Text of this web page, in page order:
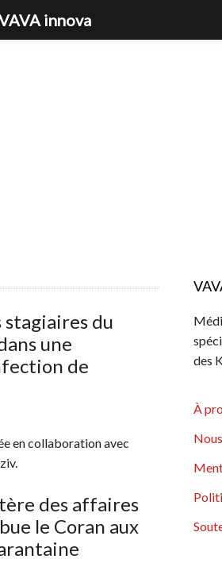
du
une
de
en collaboration avec
des affaires
le Coran aux
des
À
innova